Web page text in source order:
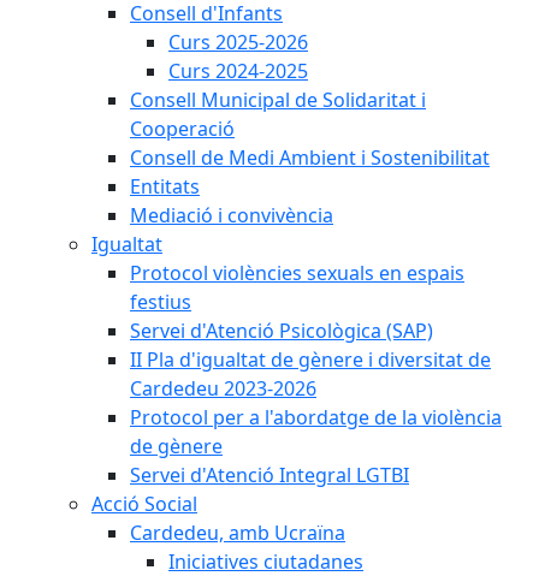
Consell d'Infants
Curs 2025-2026
Curs 2024-2025
Consell Municipal de Solidaritat i
Cooperació
Consell de Medi Ambient i Sostenibilitat
Entitats
Mediació i convivència
Igualtat
Protocol violències sexuals en espais
festius
Servei d'Atenció Psicològica (SAP)
II Pla d'igualtat de gènere i diversitat de
Cardedeu 2023-2026
Protocol per a l'abordatge de la violència
de gènere
Servei d'Atenció Integral LGTBI
Acció Social
Cardedeu, amb Ucraïna
Iniciatives ciutadanes